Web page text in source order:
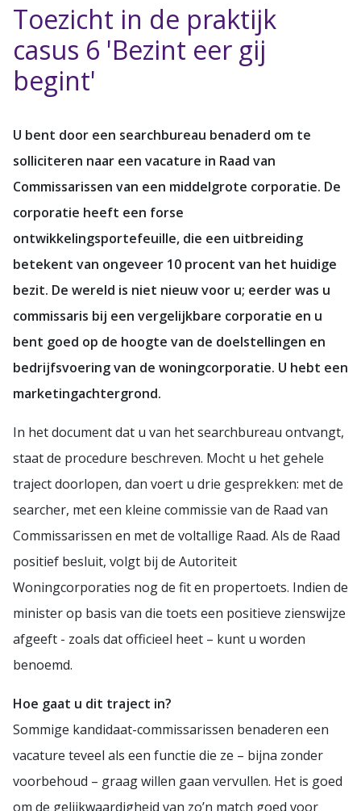
Toezicht in de praktijk
casus 6 'Bezint eer gij
begint'
U bent door een searchbureau benaderd om te
solliciteren naar een vacature in Raad van
Commissarissen van een middelgrote corporatie. De
corporatie heeft een forse
ontwikkelingsportefeuille, die een uitbreiding
betekent van ongeveer 10 procent van het huidige
bezit. De wereld is niet nieuw voor u; eerder was u
commissaris bij een vergelijkbare corporatie en u
bent goed op de hoogte van de doelstellingen en
bedrijfsvoering van de woningcorporatie. U hebt een
marketingachtergrond.
In het document dat u van het searchbureau ontvangt,
staat de procedure beschreven. Mocht u het gehele
traject doorlopen, dan voert u drie gesprekken: met de
searcher, met een kleine commissie van de Raad van
Commissarissen en met de voltallige Raad. Als de Raad
positief besluit, volgt bij de Autoriteit
Woningcorporaties nog de fit en propertoets. Indien de
minister op basis van die toets een positieve zienswijze
afgeeft - zoals dat officieel heet – kunt u worden
benoemd.
Hoe gaat u dit traject in?
Sommige kandidaat-commissarissen benaderen een
vacature teveel als een functie die ze – bijna zonder
voorbehoud – graag willen gaan vervullen. Het is goed
om de gelijkwaardigheid van zo’n match goed voor